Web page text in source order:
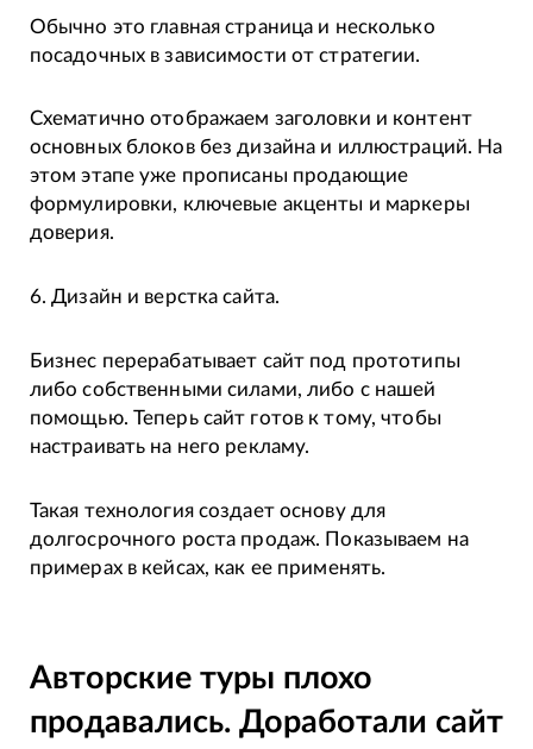
Обычно это главная страница и несколько
посадочных в зависимости от стратегии.
Схематично отображаем заголовки и контент
основных блоков без дизайна и иллюстраций. На
этом этапе уже прописаны продающие
формулировки, ключевые акценты и маркеры
доверия.
6. Дизайн и верстка сайта.
Бизнес перерабатывает сайт под прототипы
либо собственными силами, либо с нашей
помощью. Теперь сайт готов к тому, чтобы
настраивать на него рекламу.
Такая технология создает основу для
долгосрочного роста продаж. Показываем на
примерах в кейсах, как ее применять.
Авторские туры плохо
продавались. Доработали сайт